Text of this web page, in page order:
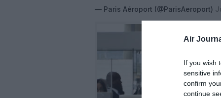
Air
If you wish
sensitive
confirm
continue
— Paris Aéroport (@ParisAeroport)